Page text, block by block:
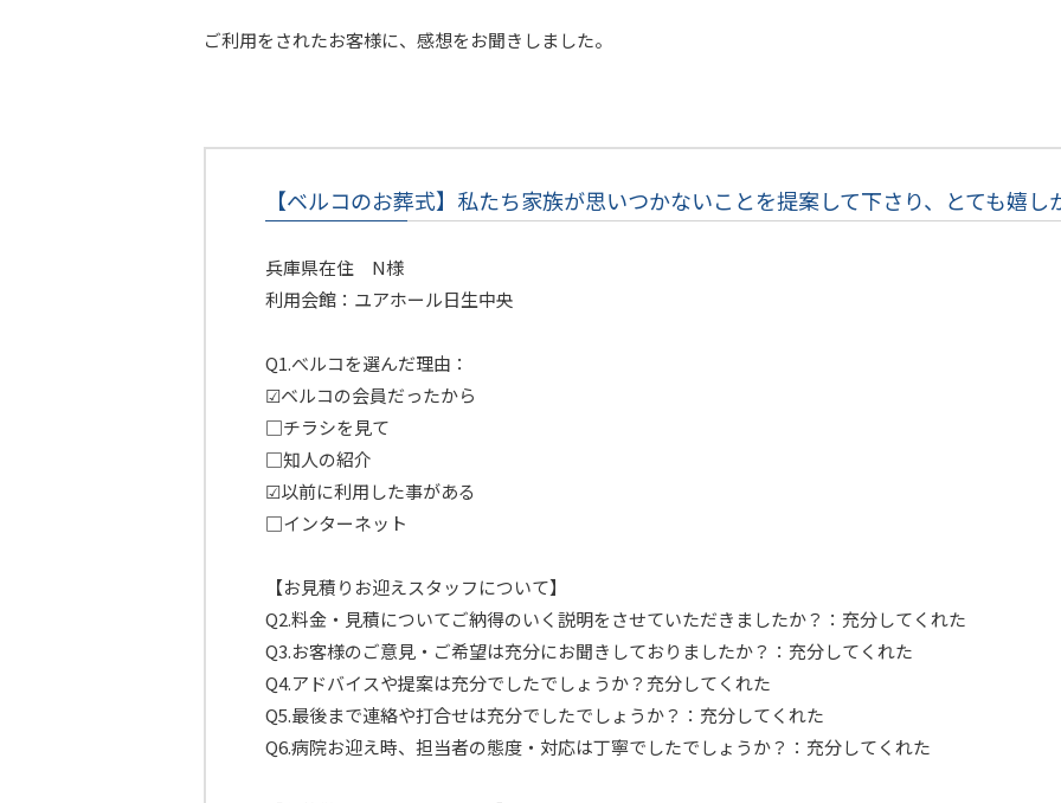
ご利用をされたお客様に、感想をお聞きしました。
【ベルコのお葬式】私たち家族が思いつかないことを提案して下さり、とても嬉し
兵庫県在住 N様
利用会館：ユアホール日生中央
Q1.べルコを選んだ理由：
☑ベルコの会員だったから
□チラシを見て
□知人の紹介
☑以前に利用した事がある
□インターネット
【お見積りお迎えスタッフについて】
Q2.料金・見積についてご納得のいく説明をさせていただきましたか？：充分してくれた
Q3.お客様のご意見・ご希望は充分にお聞きしておりましたか？：充分してくれた
Q4.アドバイスや提案は充分でしたでしょうか？充分してくれた
Q5.最後まで連絡や打合せは充分でしたでしょうか？：充分してくれた
Q6.病院お迎え時、担当者の態度・対応は丁寧でしたでしょうか？：充分してくれた